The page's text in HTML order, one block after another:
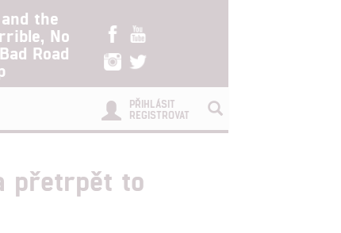
the
No
Road
PŘIHLÁSIT
REGISTROVAT
přetrpět to